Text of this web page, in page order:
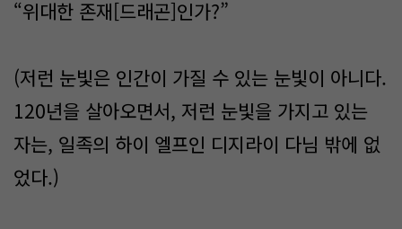
“위대한 존재[드래곤]인가?”
(저런 눈빛은 인간이 가질 수 있는 눈빛이 아니다.
120년을 살아오면서, 저런 눈빛을 가지고 있는
자는, 일족의 하이 엘프인 디지라이 다님 밖에 없
었다.)